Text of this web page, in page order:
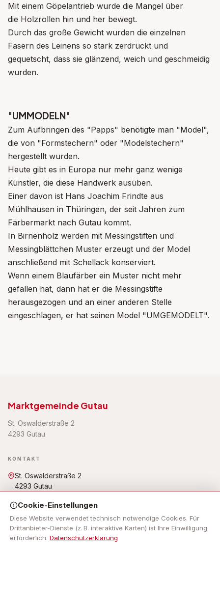
Mit einem Göpelantrieb wurde die Mangel über
die Holzrollen hin und her bewegt.
Durch das große Gewicht wurden die einzelnen
Fasern des Leinens so stark zerdrückt und
gequetscht, dass sie glänzend, weich und geschmeidig
wurden.
"UMMODELN"
Zum Aufbringen des "Papps" benötigte man "Model",
die von "Formstechern" oder "Modelstechern"
hergestellt wurden.
Heute gibt es in Europa nur mehr ganz wenige
Künstler, die diese Handwerk ausüben.
Einer davon ist Hans Joachim Frindte aus
Mühlhausen in Thüringen, der seit Jahren zum
Färbermarkt nach Gutau kommt.
In Birnenholz werden mit Messingstiften und
Messingblättchen Muster erzeugt und der Model
anschließend mit Schellack konserviert.
Wenn einem Blaufärber ein Muster nicht mehr
gefallen hat, dann hat er die Messingstifte
herausgezogen und an einer anderen Stelle
eingeschlagen, er hat seinen Model "UMGEMODELT".
Marktgemeinde Gutau
St. Oswalderstraße 2
4293 Gutau
KONTAKT
St. Oswalderstraße 2
4293 Gutau
gemeinde@gutau.ooe.gv.at
Öffnungszeiten: Mo - Fr: 7.30 Uhr bis 12.00 Uhr, Mo, Do: 13.00
Uhr bis 18.00 Uhr,
Cookie-Einstellungen
Diese Website verwendet technisch notwendige Cookies. Für
Drittanbieter-Dienste (z. B. interaktive Karten) ist Ihre Einwilligung
erforderlich. Datenschutzerklärung